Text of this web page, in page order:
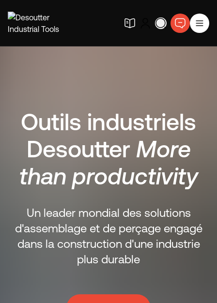
Outils industriels
Desoutter More
than productivity
Un leader mondial des solutions
d'assemblage et de perçage engagé
dans la construction d'une industrie
plus durable